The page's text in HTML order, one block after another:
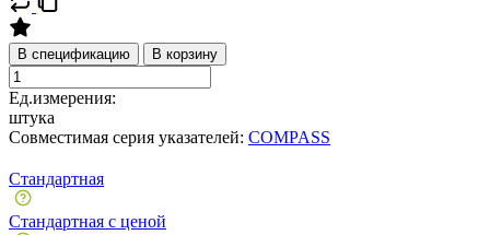
В спецификацию В корзину
Ед.измерения:
штука
Совместимая серия указателей: COMPASS
Стандартная
Стандартная с ценой